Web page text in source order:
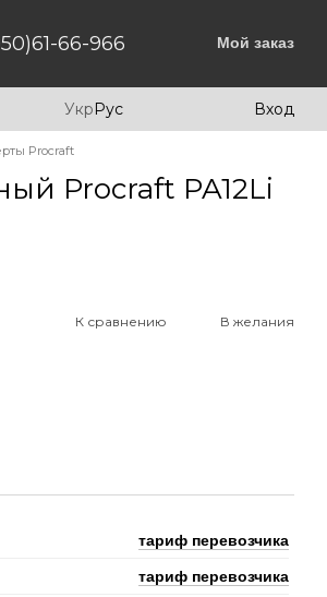
66-966 Мой заказ
УкрРус Вход
Procraft
Procraft PA12Li
К сравнению В желания
тариф перевозчика
тариф перевозчика